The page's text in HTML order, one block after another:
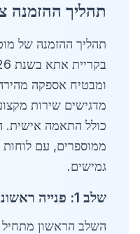
תהליך ההזמנה
תהליך ההזמנה של
ומבטיח אספקה
מדגישים שירות
כולל התאמה אישית.
ממוספרים, עם לוחות
גמישים.
שלב 1: פנייה ראשונית ובקשת הצעת מחיר
השלב הראשון מתחיל